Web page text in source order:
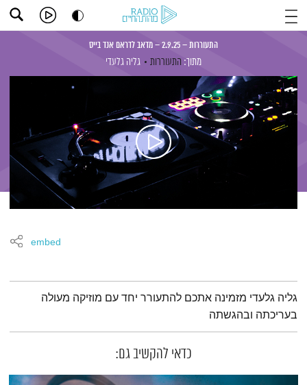
התעוררות – 2.9.25 – מדאב לדראם אנד בייס
מתוך: התעוררות גליה גלעדי
embed
תמצית הפודקאסט
גליה גלעדי מזמינה אתכם להתעורר יחד עם מוזיקה מעולה
בעריכתה ובהגשתה
כדאי להקשיב גם: